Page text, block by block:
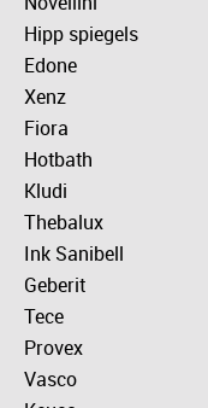
Hipp spiegels
Edone
Xenz
Fiora
Hotbath
Kludi
Thebalux
Ink Sanibell
Geberit
Tece
Provex
Vasco